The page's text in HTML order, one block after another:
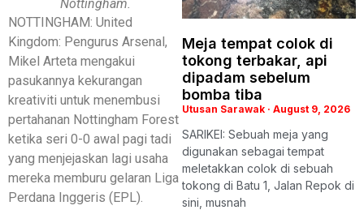
Nottingham.
NOTTINGHAM: United
Kingdom: Pengurus Arsenal,
Mikel Arteta mengakui
pasukannya kekurangan
kreativiti untuk menembusi
pertahanan Nottingham Forest
ketika seri 0-0 awal pagi tadi
yang menjejaskan lagi usaha
mereka memburu gelaran Liga
Perdana Inggeris (EPL).
Meja tempat colok di
tokong terbakar, api
dipadam sebelum
bomba tiba
Utusan Sarawak August 9, 2026
SARIKEI: Sebuah meja yang
digunakan sebagai tempat
meletakkan colok di sebuah
tokong di Batu 1, Jalan Repok di
sini, musnah